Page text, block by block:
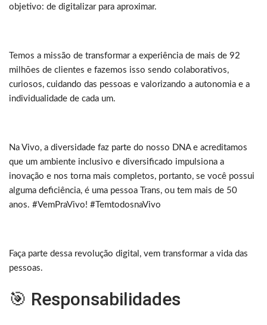
objetivo: de digitalizar para aproximar.
Temos a missão de transformar a experiência de mais de 92
milhões de clientes e fazemos isso sendo colaborativos,
curiosos, cuidando das pessoas e valorizando a autonomia e a
individualidade de cada um.
Na Vivo, a diversidade faz parte do nosso DNA e acreditamos
que um ambiente inclusivo e diversificado impulsiona a
inovação e nos torna mais completos, portanto, se você possui
alguma deficiência, é uma pessoa Trans, ou tem mais de 50
anos. #VemPraVivo! #TemtodosnaVivo
Faça parte dessa revolução digital, vem transformar a vida das
pessoas.
🎯 Responsabilidades